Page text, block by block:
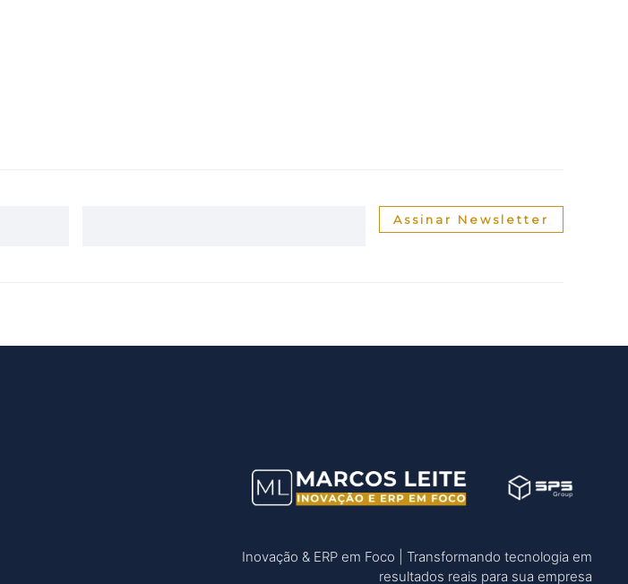
Assinar Newsletter
Inovação & ERP em Foco | Transformando tecnologia em
resultados reais para sua empresa